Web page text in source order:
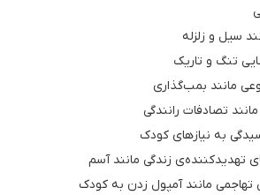
سیل و زلزله
تنگ و تاریک
مانند بمب‌گذاری
تصادفات رانندگی
به نیازهای کودک
تهدیدکننده‌ی زندگی مانند آسم
تهاجمی مانند آمپول زدن به کودک